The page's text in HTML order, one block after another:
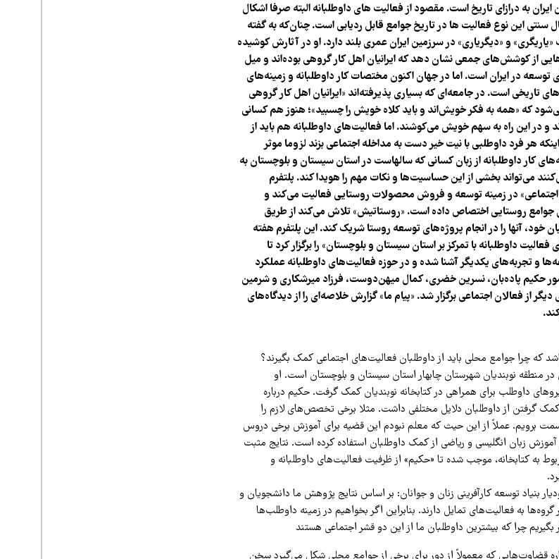
به درازای تاریخ است. مقصود از فعالیت های داوطلبانه البته صرفا اشکال
این نوع فعالیت ها در تاریخ جوامع قابل ردیابی است. چنان‌که به گفته
و «دیگریاری» در سرزمین ایران عمری بلند دارد. او در آثارش کوشیده
از کوشش‌های جمعی نشان دهد که ایرانیان اهل کار گروهی بوده‌اند و میل
توسعه در ایران است. اما در جهان اکنون مختصات کار داوطلبانه و زمینه‌های
تاریخی است. در جامعه‌ای که بسیاری پذیرفته‌اند «ایرانیان اهل کار گروهی
می‌شود که «همه به فکر خویش‌اند و باید کلاه خویش را چسبید»؛ هنوز هم کسانی
و در این راه به سهم خویش می‌کوشند. اما فعالیت‌های داوطلبانه هم باید از
هر فرد داوطلبی با نیت خیر دست به مداخله اجتماعی بزند لزوما موثر
کار داوطلبانه از زبان کسانی که سالهاست در استان سیستان و بلوچستان به
می‌تواند بخشی از این حساسیت‌ها و نکات مهم را هویدا کند. پلتفرم
اجتماعی» در زمینه توسعه و فروش محصولات روستایی فعالیت می‌کند و
جوامع روستایی اختصاص داده است. «روستاتیش» تلاش می‌کند از طریق
آنها را در انجام پروژه‌های توسعه روستا شریک کند. این پلتفرم هفته
داوطلبانه با تمرکز بر استان سیستان و بلوچستان» را برگزار کرد تا
و تجربه‌های یکدیگر آشنا شده و در حوزه فعالیت‌های داوطلبانه عملکرد
حکیم پاده‌بان، نسرین خضری، کمال میهن‌‌دوست، فرزاد میرشکاری و شرمین
از فعالان اجتماعی برگزار شد. «پیام ما» گزارش خلاصه‌ای را از دیدگاه‌های
که چرا جوامع محلی باید از داوطلبان فعالیت‌های اجتماعی کمک بگیرند؟
منطقه نوبندیان شهرستان چابهار استان سیستان و بلوچستان است. او
۱۳۹۹ بود که از نیروهای داوطلب برای همراهی در کتابخانه نوبندیان کمک گرفت. حکیم درباره
گرفتن از داوطلبان دلایل مختلفی داشت. مثلا برخی تخصص‌های لازم را
سمت برویم. عملاً از این حیث که معلم نبودم این قضیه برای آموزش برخی دروس
زبان انگلیسی و ریاضی از کمک داوطلبان استفاده کرده است. نتایج مثبت
به کتابخانه، موجب شده تا «حکیم» از ظرفیت فعالیت‌های داوطلبانه و
بنیاد توسعه کارآفرینی زنان و جوانان: بر اساس نتایج پژوهش ما دانشجویان و
به فعالیت‌های تمایل دارند. بنابراین اگر بخواهیم در زمینه داوطلب‌ها
چرا که بیشترین داوطلبان ما از این دو قشر اجتماعی هستند
قضاوت‌هایی که معمولاً از دور برای برخی از جوامع محلی شکل می‌گیرد سخن